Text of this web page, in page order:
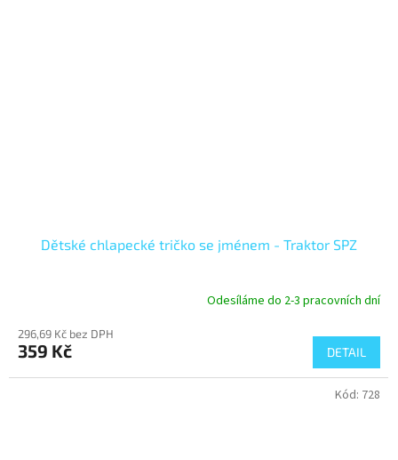
Dětské chlapecké tričko se jménem - Traktor SPZ
Odesíláme do 2-3 pracovních dní
296,69 Kč bez DPH
359 Kč DETAIL
Kód: 728